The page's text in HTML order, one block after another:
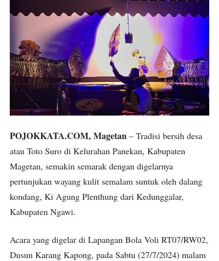
POJOKKATA.COM, Magetan – Tradisi bersih desa
atau Toto Suro di Kelurahan Panekan, Kabupaten
Magetan, semakin semarak dengan digelarnya
pertunjukan wayang kulit semalam suntuk oleh dalang
kondang, Ki Agung Plenthung dari Kedunggalar,
Kabupaten Ngawi.
Acara yang digelar di Lapangan Bola Voli RT07/RW02,
Dusun Karang Kapong, pada Sabtu (27/7/2024) malam